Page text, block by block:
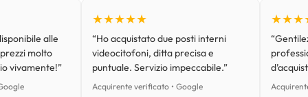
alle
molto
vivamente!”
★★★★★
“Ho acquistato due posti interni
videocitofoni, ditta precisa e
puntuale. Servizio impeccabile.”
Acquirente verificato • Google